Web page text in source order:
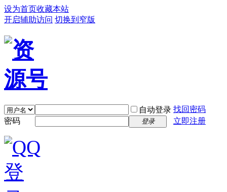
设为首页收藏本站
开启辅助访问 切换到窄版
自动登录 找回密码
密码
登录 立即注册